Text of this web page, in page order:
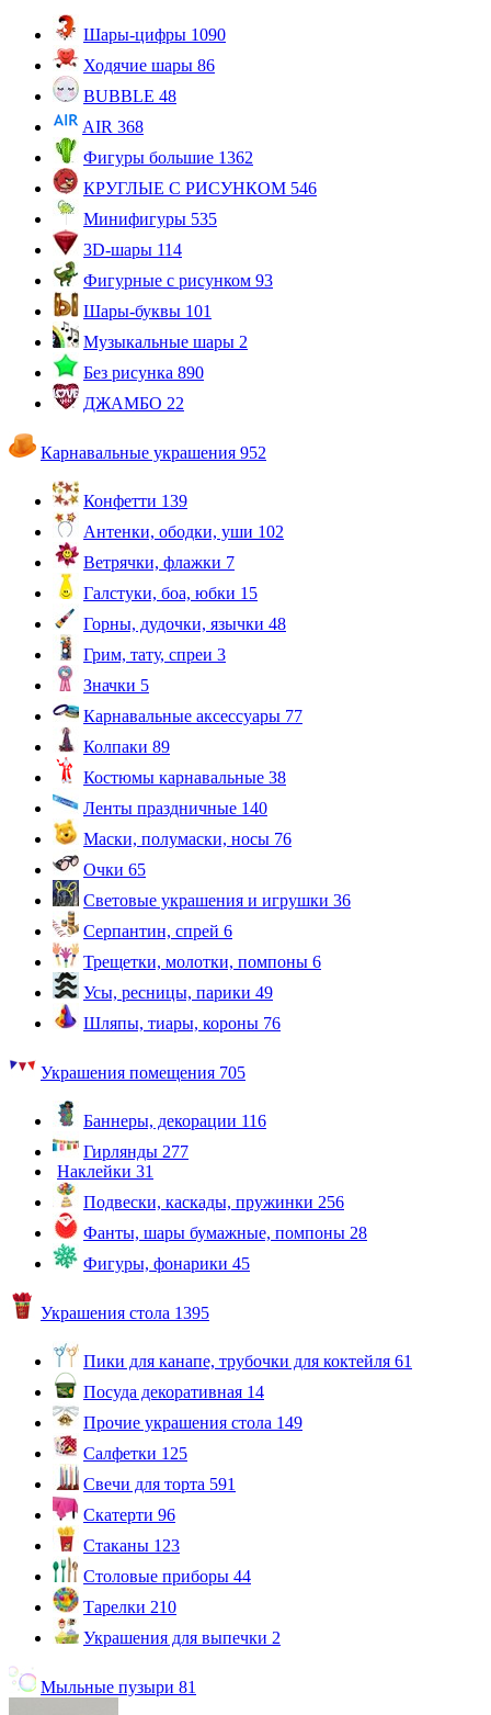
Шары-цифры 1090
Ходячие шары 86
BUBBLE 48
AIR 368
Фигуры большие 1362
КРУГЛЫЕ С РИСУНКОМ 546
Минифигуры 535
3D-шары 114
Фигурные с рисунком 93
Шары-буквы 101
Музыкальные шары 2
Без рисунка 890
ДЖАМБО 22
Карнавальные украшения 952
Конфетти 139
Антенки, ободки, уши 102
Ветрячки, флажки 7
Галстуки, боа, юбки 15
Горны, дудочки, язычки 48
Грим, тату, спреи 3
Значки 5
Карнавальные аксессуары 77
Колпаки 89
Костюмы карнавальные 38
Ленты праздничные 140
Маски, полумаски, носы 76
Очки 65
Световые украшения и игрушки 36
Серпантин, спрей 6
Трещетки, молотки, помпоны 6
Усы, ресницы, парики 49
Шляпы, тиары, короны 76
Украшения помещения 705
Баннеры, декорации 116
Гирлянды 277
Наклейки 31
Подвески, каскады, пружинки 256
Фанты, шары бумажные, помпоны 28
Фигуры, фонарики 45
Украшения стола 1395
Пики для канапе, трубочки для коктейля 61
Посуда декоративная 14
Прочие украшения стола 149
Салфетки 125
Свечи для торта 591
Скатерти 96
Стаканы 123
Столовые приборы 44
Тарелки 210
Украшения для выпечки 2
Мыльные пузыри 81